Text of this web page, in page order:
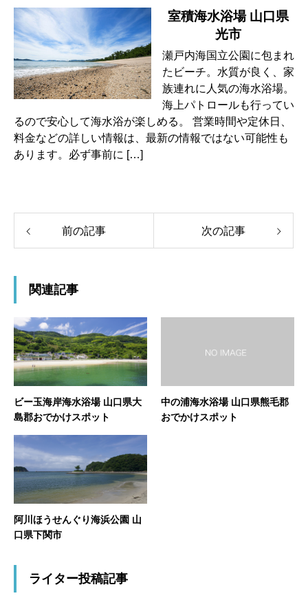
室積海水浴場 山口県
光市
瀬戸内海国立公園に包まれ
たビーチ。水質が良く、家
族連れに人気の海水浴場。
海上パトロールも行ってい
るので安心して海水浴が楽しめる。 営業時間や定休日、
料金などの詳しい情報は、最新の情報ではない可能性も
あります。必ず事前に […]
前の記事 次の記事
関連記事
ビー玉海岸海水浴場 山口県大
島郡おでかけスポット
中の浦海水浴場 山口県熊毛郡
おでかけスポット
阿川ほうせんぐり海浜公園 山
口県下関市
ライター投稿記事